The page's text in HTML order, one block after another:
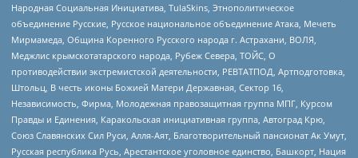
Народная Социальная Инициатива, TulaSkins, Этнополитическое
объединение Русские, Русское национальное объединение Атака, Мечеть
Мирмамеда, Община Коренного Русского народа г. Астрахани, ВОЛЯ,
Меджлис крымскотатарского народа, Рубеж Севера, ТОЙС, О
противодействии экстремистской деятельности, РЕВТАТПОД, Артподготовка,
Штольц, В честь иконы Божией Матери Державная, Сектор 16,
Независимость, Фирма, Молодежная правозащитная группа МПГ, Курсом
Правды и Единения, Каракольская инициативная группа, Автоград Крю,
Союз Славянских Сил Руси, Алля-Аят, Благотворительный пансионат Ак Умут,
Русская республика Русь, Арестантское уголовное единство, Башкорт, Нация